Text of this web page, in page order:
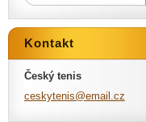
Kontakt
Český tenis
ceskytenis@email .cz